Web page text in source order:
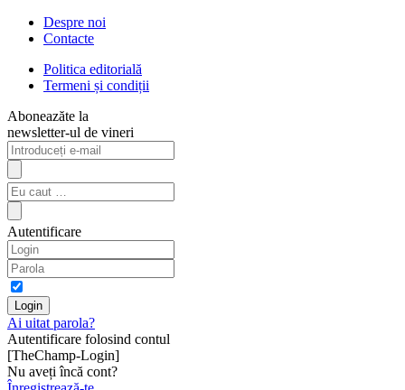
Despre noi
Contacte
Politica editorială
Termeni și condiții
Aboneazăte la
newsletter-ul de vineri
Autentificare
Ai uitat parola?
Autentificare folosind contul
[TheChamp-Login]
Nu aveți încă cont?